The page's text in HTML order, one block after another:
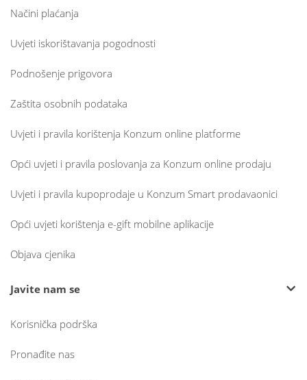
Načini plaćanja
Uvjeti iskorištavanja pogodnosti
Podnošenje prigovora
Zaštita osobnih podataka
Uvjeti i pravila korištenja Konzum online platforme
Opći uvjeti i pravila poslovanja za Konzum online prodaju
Uvjeti i pravila kupoprodaje u Konzum Smart prodavaonici
Opći uvjeti korištenja e-gift mobilne aplikacije
Objava cjenika
Javite nam se
Korisnička podrška
Pronađite nas